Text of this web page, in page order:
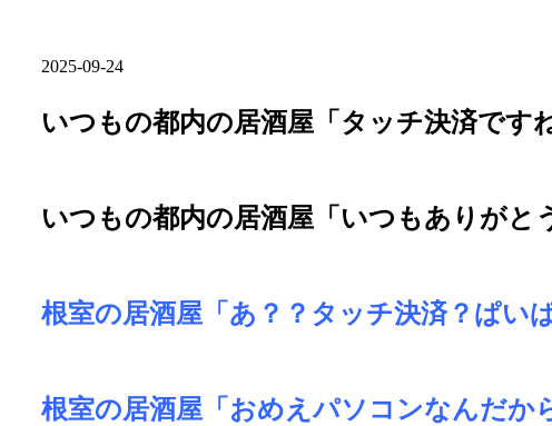
2025-09-24
いつもの都内の居酒屋「タッチ決済です
いつもの都内の居酒屋「いつもありがと
根室の居酒屋「あ？？タッチ決済？ぱい
根室の居酒屋「おめえパソコンなんだか